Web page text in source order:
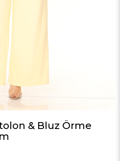
& Bluz Örme